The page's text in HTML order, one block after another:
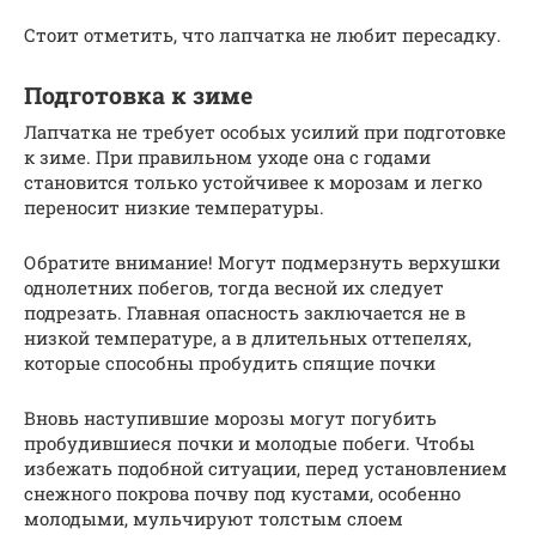
Стоит отметить, что лапчатка не любит пересадку.
Подготовка к зиме
Лапчатка не требует особых усилий при подготовке
к зиме. При правильном уходе она с годами
становится только устойчивее к морозам и легко
переносит низкие температуры.
Обратите внимание! Могут подмерзнуть верхушки
однолетних побегов, тогда весной их следует
подрезать. Главная опасность заключается не в
низкой температуре, а в длительных оттепелях,
которые способны пробудить спящие почки
Вновь наступившие морозы могут погубить
пробудившиеся почки и молодые побеги. Чтобы
избежать подобной ситуации, перед установлением
снежного покрова почву под кустами, особенно
молодыми, мульчируют толстым слоем